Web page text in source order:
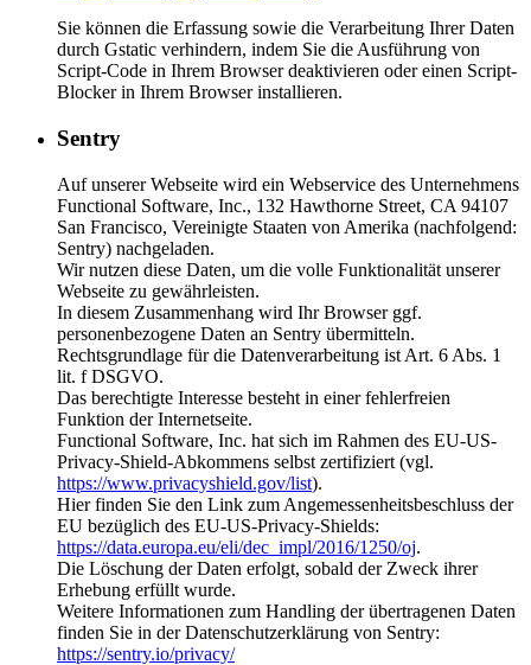
Sie können die Erfassung sowie die Verarbeitung Ihrer Daten
durch Gstatic verhindern, indem Sie die Ausführung von
Script-Code in Ihrem Browser deaktivieren oder einen Script-
Blocker in Ihrem Browser installieren.
Sentry
Auf unserer Webseite wird ein Webservice des Unternehmens
Functional Software, Inc., 132 Hawthorne Street, CA 94107
San Francisco, Vereinigte Staaten von Amerika (nachfolgend:
Sentry) nachgeladen.
Wir nutzen diese Daten, um die volle Funktionalität unserer
Webseite zu gewährleisten.
In diesem Zusammenhang wird Ihr Browser ggf.
personenbezogene Daten an Sentry übermitteln.
Rechtsgrundlage für die Datenverarbeitung ist Art. 6 Abs. 1
lit. f DSGVO.
Das berechtigte Interesse besteht in einer fehlerfreien
Funktion der Internetseite.
Functional Software, Inc. hat sich im Rahmen des EU-US-
Privacy-Shield-Abkommens selbst zertifiziert (vgl.
https://www.privacyshield.gov/list).
Hier finden Sie den Link zum Angemessenheitsbeschluss der
EU bezüglich des EU-US-Privacy-Shields:
https://data.europa.eu/eli/dec_impl/2016/1250/oj.
Die Löschung der Daten erfolgt, sobald der Zweck ihrer
Erhebung erfüllt wurde.
Weitere Informationen zum Handling der übertragenen Daten
finden Sie in der Datenschutzerklärung von Sentry:
https://sentry.io/privacy/